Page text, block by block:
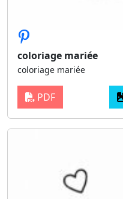
coloriage mariée
coloriage mariée
PDF